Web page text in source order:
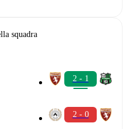
squadra
2 - 1
2 - 0